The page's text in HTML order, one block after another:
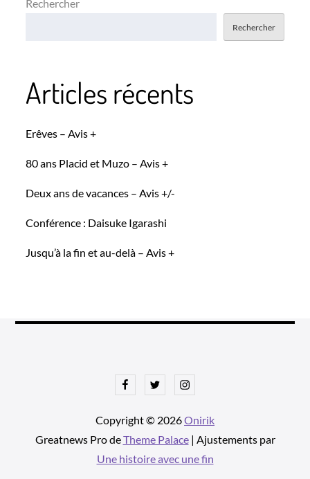
Rechercher
Rechercher
Articles récents
Erêves – Avis +
80 ans Placid et Muzo – Avis +
Deux ans de vacances – Avis +/-
Conférence : Daisuke Igarashi
Jusqu’à la fin et au-delà – Avis +
FacebookTwitterInstagram
Copyright © 2026Onirik
Greatnews Pro deTheme Palace| Ajustements par
Une histoire avec une fin